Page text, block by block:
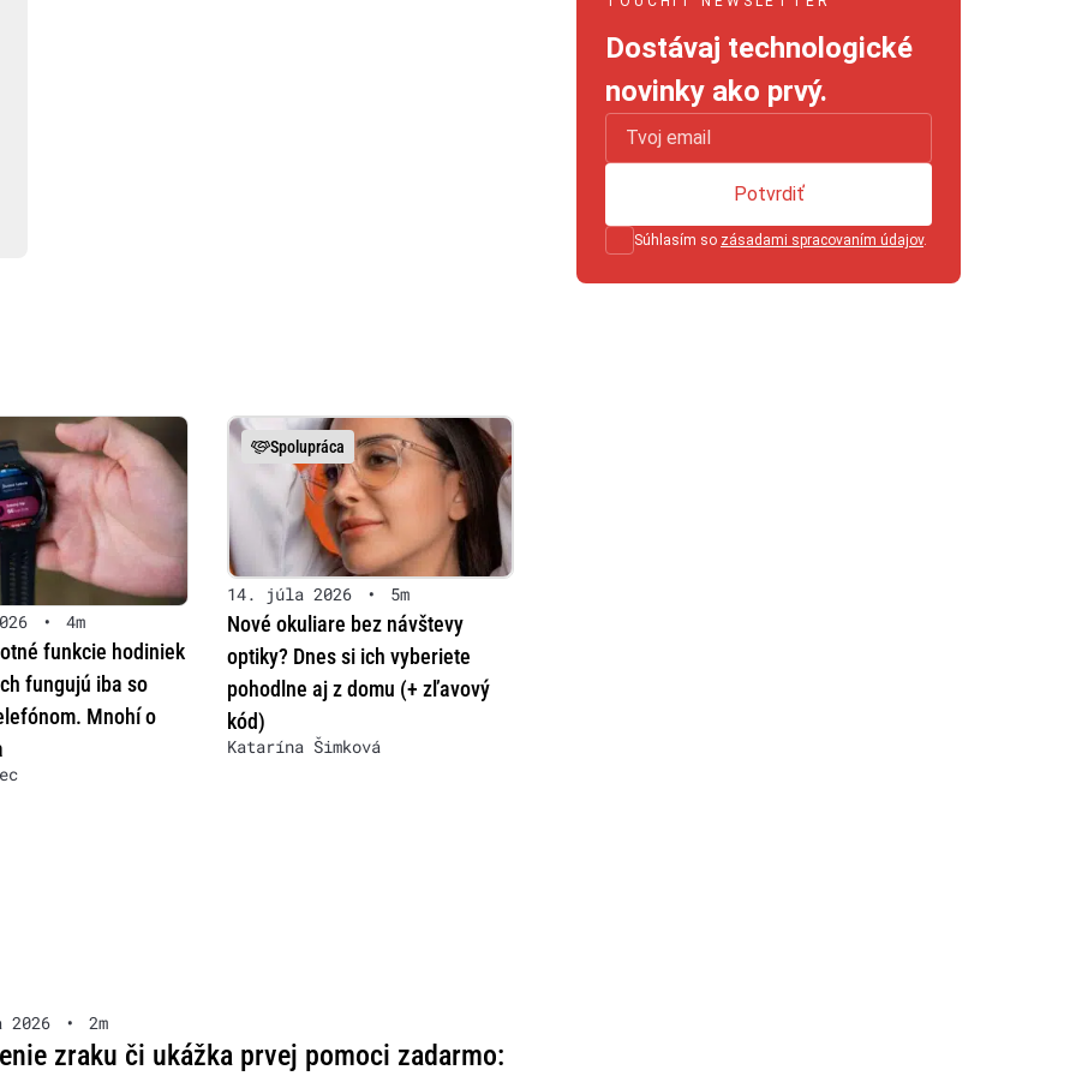
• 4m
funkcie hodiniek
fungujú iba so
Mnohí o
Spolupráca
14. júla 2026 • 5m
Nové okuliare bez návštevy
optiky? Dnes si ich vyberiete
pohodlne aj z domu (+ zľavový
kód)
Katarína Šimková
2026 • 2m
zraku či ukážka prvej pomoci zadarmo:
Dostávaj technologické
novinky ako prvý.
Súhlasím so zásadami spracovaním údajov.
Potvrdiť